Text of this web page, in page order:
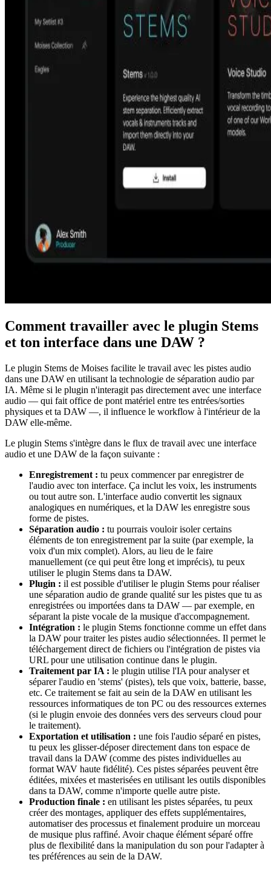
Comment travailler avec le plugin Stems
et ton interface dans une DAW ?
Le plugin Stems de Moises facilite le travail avec les pistes audio
dans une DAW en utilisant la technologie de séparation audio par
IA. Même si le plugin n'interagit pas directement avec une interface
audio — qui fait office de pont matériel entre tes entrées/sorties
physiques et ta DAW —, il influence le workflow à l'intérieur de la
DAW elle-même.
Le plugin Stems s'intègre dans le flux de travail avec une interface
audio et une DAW de la façon suivante :
Enregistrement : tu peux commencer par enregistrer de
l'audio avec ton interface. Ça inclut les voix, les instruments
ou tout autre son. L'interface audio convertit les signaux
analogiques en numériques, et la DAW les enregistre sous
forme de pistes.
Séparation audio : tu pourrais vouloir isoler certains
éléments de ton enregistrement par la suite (par exemple, la
voix d'un mix complet). Alors, au lieu de le faire
manuellement (ce qui peut être long et imprécis), tu peux
utiliser le plugin Stems dans ta DAW.
Plugin : il est possible d'utiliser le plugin Stems pour réaliser
une séparation audio de grande qualité sur les pistes que tu as
enregistrées ou importées dans ta DAW — par exemple, en
séparant la piste vocale de la musique d'accompagnement.
Intégration : le plugin Stems fonctionne comme un effet dans
la DAW pour traiter les pistes audio sélectionnées. Il permet le
téléchargement direct de fichiers ou l'intégration de pistes via
URL pour une utilisation continue dans le plugin.
Traitement par IA : le plugin utilise l'IA pour analyser et
séparer l'audio en 'stems' (pistes), tels que voix, batterie, basse,
etc. Ce traitement se fait au sein de la DAW en utilisant les
ressources informatiques de ton PC ou des ressources externes
(si le plugin envoie des données vers des serveurs cloud pour
le traitement).
Exportation et utilisation : une fois l'audio séparé en pistes,
tu peux les glisser-déposer directement dans ton espace de
travail dans la DAW (comme des pistes individuelles au
format WAV haute fidélité). Ces pistes séparées peuvent être
éditées, mixées et masterisées en utilisant les outils disponibles
dans ta DAW, comme n'importe quelle autre piste.
Production finale : en utilisant les pistes séparées, tu peux
créer des montages, appliquer des effets supplémentaires,
automatiser des processus et finalement produire un morceau
de musique plus raffiné. Avoir chaque élément séparé offre
plus de flexibilité dans la manipulation du son pour l'adapter à
tes préférences au sein de la DAW.